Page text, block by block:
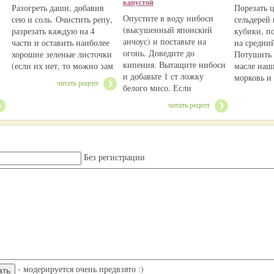
Разогреть даши, добавив
сею и соль. Очистить репу,
разрезать каждую на 4
части и оставить наиболее
хорошие зеленые листочки
(если их нет, то можно зам
читать рецепт
капустой
Опустите в воду нибоси
(высушенный японский
анчоус) и поставьте на
огонь. Доведите до
кипения. Вытащите нибоси
и добавьте 1 ст ложку
белого мисо. Если
читать рецепт
Порезать
кубики,
на
Потушить
масле
морковь и
Без регистрации
- модерируется очень предвзято :)